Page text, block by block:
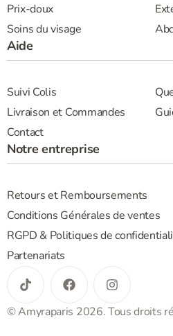
Prix-doux
Soins du visage
Aide
Suivi Colis
Livraison et Commandes
Contact
Notre entreprise
Retours et Remboursements
Conditions Générales de ventes
RGPD & Politiques de
Partenariats
© Amyraparis 2026. Tous droits